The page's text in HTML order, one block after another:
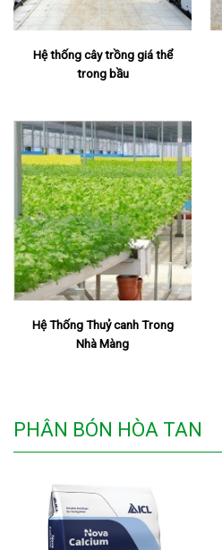
Hệ thống cây trồng giá thể
trong bầu
Hệ Thống Thuỷ canh Trong
Nhà Màng
PHÂN BÓN HÒA TAN